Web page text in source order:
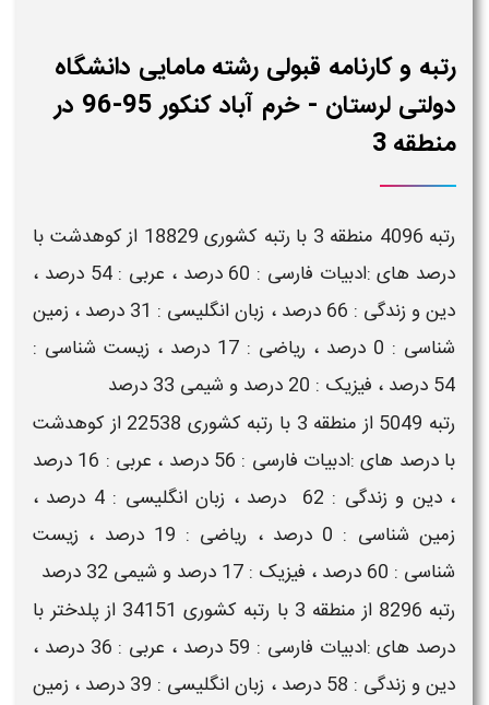
رتبه و کارنامه قبولی رشته مامایی دانشگاه
دولتی لرستان - خرم آباد کنکور 95-96 در
منطقه 3
رتبه 4096 منطقه 3 با رتبه کشوری 18829 از کوهدشت با
درصد های :ادبیات فارسی : 60 درصد ، عربی : 54 درصد ،
دین و زندگی : 66 درصد ، زبان انگلیسی : 31 درصد ، زمین
شناسی : 0 درصد ، ریاضی : 17 درصد ، زیست شناسی :
54 درصد ، فیزیک : 20 درصد و شیمی 33 درصد
رتبه 5049 از منطقه 3 با رتبه کشوری 22538 از کوهدشت
با درصد های :ادبیات فارسی : 56 درصد ، عربی : 16 درصد
، دین و زندگی : 62 درصد ، زبان انگلیسی : 4 درصد ،
زمین شناسی : 0 درصد ، ریاضی : 19 درصد ، زیست
شناسی : 60 درصد ، فیزیک : 17 درصد و شیمی 32 درصد
رتبه 8296 از منطقه 3 با رتبه کشوری 34151 از پلدختر با
درصد های :ادبیات فارسی : 59 درصد ، عربی : 36 درصد ،
دین و زندگی : 58 درصد ، زبان انگلیسی : 39 درصد ، زمین